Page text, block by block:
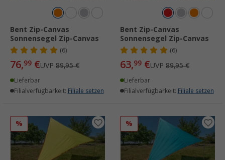
Bent Zip-Canvas
Sonnensegel Zip-Canvas
(6)
76,99 €UVP 89,95 €
Lieferbar
Filialverfügbarkeit: Filiale setzen
Bent Zip-Canvas
Sonnensegel Zip-Canvas
(6)
63,99 €UVP 89,95 €
Lieferbar
Filialverfügbarkeit: Filiale setzen
% %